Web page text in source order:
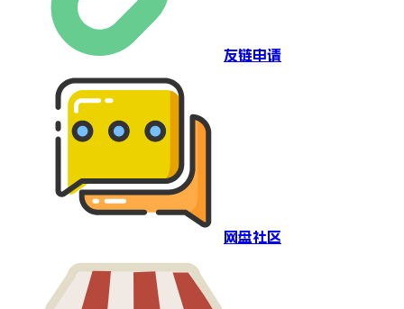
友链申请
网盘社区